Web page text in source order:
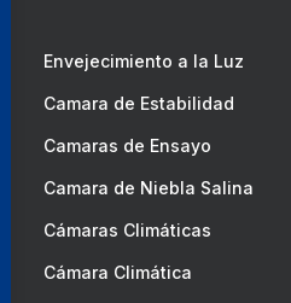
Envejecimiento a la Luz
Camara de Estabilidad
Camaras de Ensayo
Camara de Niebla Salina
Cámaras Climáticas
Cámara Climática